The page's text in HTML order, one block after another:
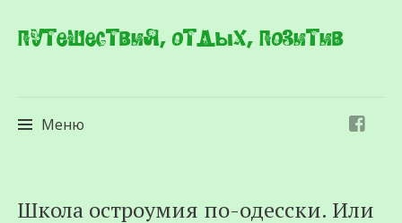
Путешествия, отдых, позитив
Меню
к
Школа остроумия по-одесски. Или